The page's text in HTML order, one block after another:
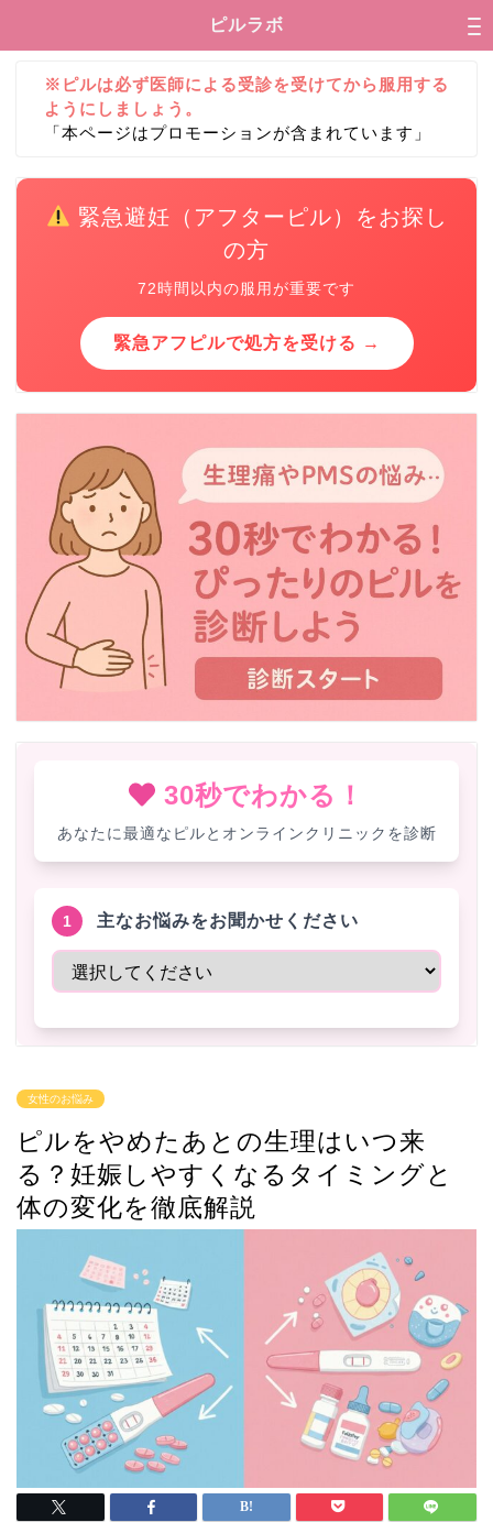
ピルラボ
※ピルは必ず医師による受診を受けてから服用する
ようにしましょう。
「本ページはプロモーションが含まれています」
緊急避妊（アフターピル）をお探し
の方
72時間以内の服用が重要です
緊急アフピルで処方を受ける →
30秒でわかる！
あなたに最適なピルとオンラインクリニックを診断
1 主なお悩みをお聞かせください
女性のお悩み
ピルをやめたあとの生理はいつ来
る？妊娠しやすくなるタイミングと
体の変化を徹底解説